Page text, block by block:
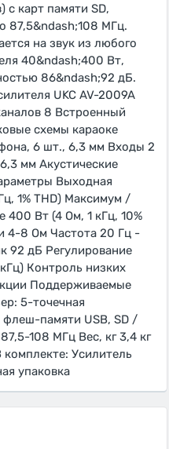
с карт памяти SD,
87,5&ndash;108 МГц.
на звук из любого
40&ndash;400 Вт,
86&ndash;92 дБ.
UKC AV-2009A
8 Встроенный
схемы караоке
6 шт., 6,3 мм Входы 2
мм Акустические
Выходная
1% THD) Максимум /
400 Вт (4 Ом, 1 кГц, 10%
4-8 Ом Частота 20 Гц -
92 дБ Регулирование
Контроль низких
Поддерживаемые
5-точечная
флеш-памяти USB, SD /
108 МГц Вес, кг 3,4 кг
Усилитель
упаковка